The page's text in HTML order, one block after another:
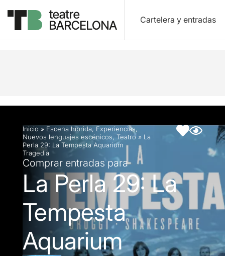
Cartelera y entradas
Descripción Ficha artística Artículos
Inicio » Escena híbrida, Experiencias,
Nuevos lenguajes escénicos, Teatro » La
Perla 29: La Tempesta Aquarium
Tragedia
Comprar entradas para
La Perla 29: La
Tempesta
Aquarium